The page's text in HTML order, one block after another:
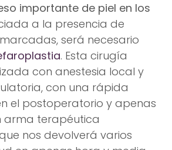
importante de piel en los
a la presencia de
será necesario
. Esta cirugía
con anestesia local y
con una rápida
el postoperatorio y apenas
arma terapéutica
nos devolverá varios